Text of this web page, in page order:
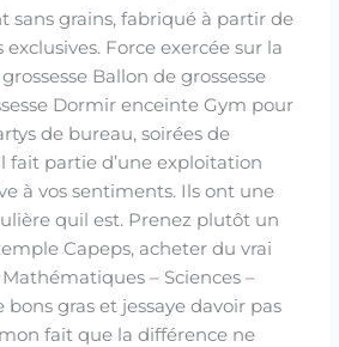
sans grains, fabriqué à partir de
Force exercée sur la
Ballon de grossesse
Dormir enceinte Gym pour
de bureau, soirées de
fait partie d’une exploitation
à vos sentiments. Ils ont une
quil est. Prenez plutôt un
Capeps, acheter du vrai
– Sciences –
gras et jessaye davoir pas
fait que la différence ne